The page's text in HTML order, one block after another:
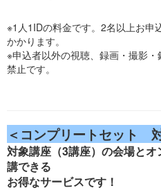
※1人1IDの料金です。2名以上お申
かかります。
※申込者以外の視聴、録画・撮影
禁止です。
＜コンプリートセット
対象講座（3講座）の会場と
講できる
お得なサービスです！